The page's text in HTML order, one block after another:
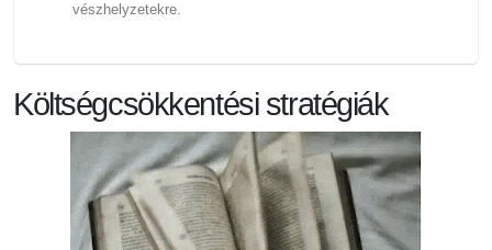
vészhelyzetekre.
Költségcsökkentési stratégiák